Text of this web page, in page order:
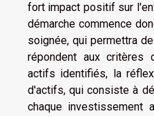
fort impact positif sur
démarche commence
soignée, qui permettra
répondent aux critères
actifs identifiés, la
d'actifs, qui consiste à
chaque investissement